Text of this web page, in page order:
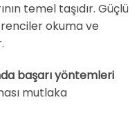
temel taşıdır. Güçlü
okuma ve
başarı yöntemleri
mutlaka